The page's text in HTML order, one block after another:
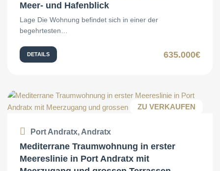
Meer- und Hafenblick
Lage Die Wohnung befindet sich in einer der
begehrtesten…
DETAILS 635.000€
ZU VERKAUFEN
Port Andratx, Andratx
Mediterrane Traumwohnung in erster
Meereslinie in Port Andratx mit